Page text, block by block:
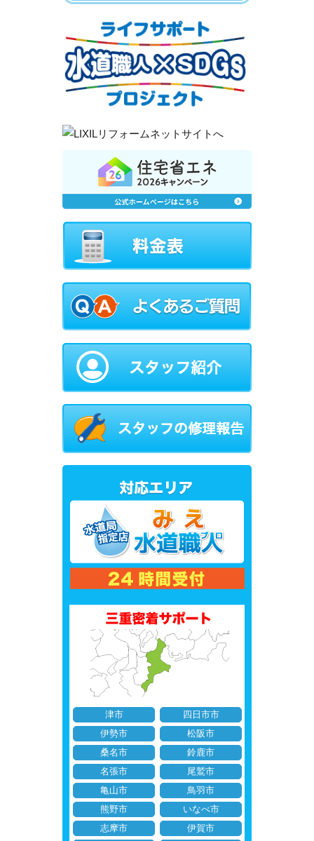
津市
四日市市
伊勢市
松阪市
桑名市
鈴鹿市
名張市
尾鷲市
亀山市
鳥羽市
熊野市
いなべ市
志摩市
伊賀市